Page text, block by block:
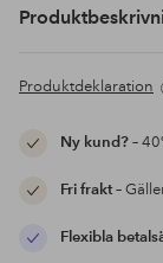
Produktdeklaration
Ny kund?–
Fri frakt–
Flexibla